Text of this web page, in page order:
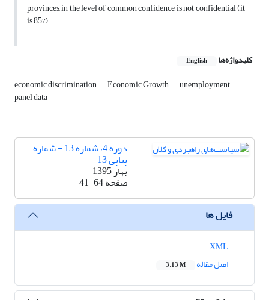
provinces, in the level of common confidence, is not confidential (it
is 85%)
کلیدواژه‌ها English
economic discrimination Economic Growth unemployment
panel data
دوره 4، شماره 13 - شماره
پیاپی 13
بهار 1395
صفحه41-64
فایل ها
اصل مقاله
3.13 M